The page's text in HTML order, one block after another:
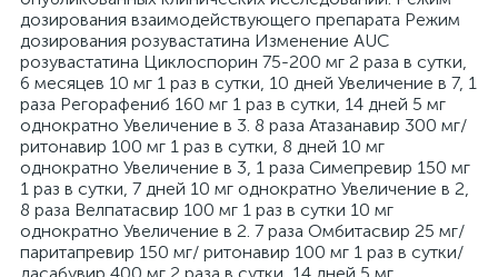
дозирования взаимодействующего препарата Режим
дозирования розувастатина Изменение AUC
розувастатина Циклоспорин 75-200 мг 2 раза в сутки,
6 месяцев 10 мг 1 раз в сутки, 10 дней Увеличение в 7, 1
раза Регорафениб 160 мг 1 раз в сутки, 14 дней 5 мг
однократно Увеличение в 3. 8 раза Атазанавир 300 мг/
ритонавир 100 мг 1 раз в сутки, 8 дней 10 мг
однократно Увеличение в 3, 1 раза Симепревир 150 мг
1 раз в сутки, 7 дней 10 мг однократно Увеличение в 2,
8 раза Велпатасвир 100 мг 1 раз в сутки 10 мг
однократно Увеличение в 2. 7 раза Омбитасвир 25 мг/
паритапревир 150 мг/ ритонавир 100 мг 1 раз в сутки/